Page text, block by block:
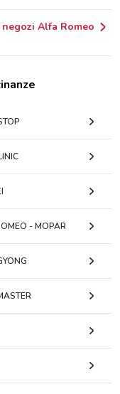
Alfa Romeo
- MOPAR